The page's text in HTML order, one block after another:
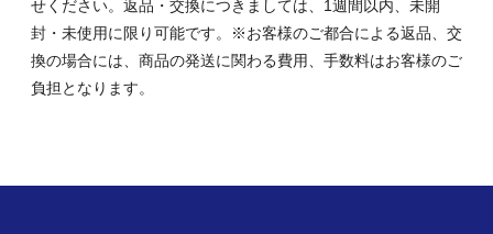
せください。返品・交換につきましては、1週間以内、未開
封・未使用に限り可能です。※お客様のご都合による返品、交
換の場合には、商品の発送に関わる費用、手数料はお客様のご
負担となります。